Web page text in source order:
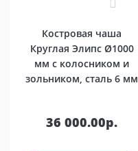
Костровая чаша
Круглая Элипс Ø1000
мм с колосником и
зольником, сталь 6 мм
36 000.00р.